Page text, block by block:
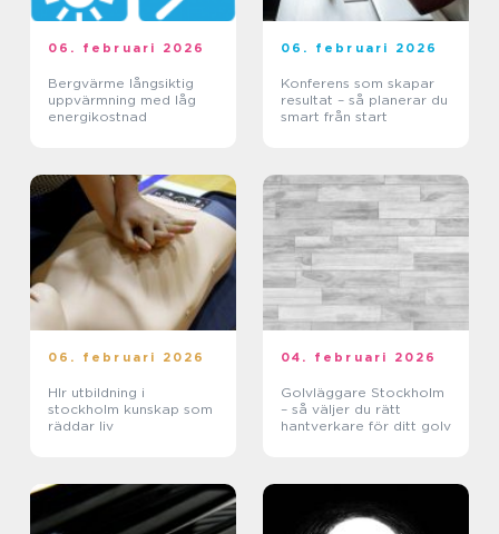
06. februari 2026
Bergvärme långsiktig
uppvärmning med låg
energikostnad
06. februari 2026
Konferens som skapar
resultat – så planerar du
smart från start
06. februari 2026
Hlr utbildning i
stockholm kunskap som
räddar liv
04. februari 2026
Golvläggare Stockholm
– så väljer du rätt
hantverkare för ditt golv